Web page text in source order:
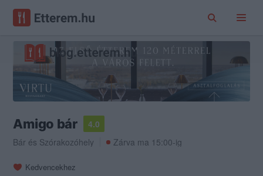
Amigo bár
4.0
Bár és Szórakozóhely Zárva ma 15:00-ig
Kedvencekhez